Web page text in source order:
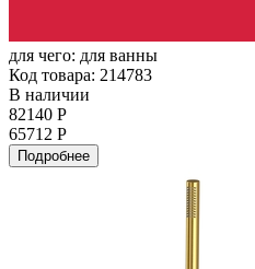
для чего: для ванны
Код товара: 214783
В наличии
82140 Р
65712 Р
Подробнее